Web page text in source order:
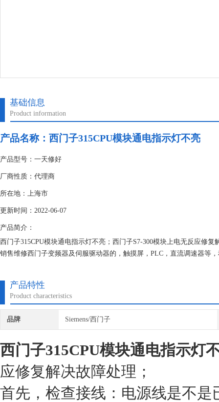
基础信息
Product information
产品名称： 西门子315CPU模块通电指示灯不亮
产品型号：一天修好
厂商性质：代理商
所在地：上海市
更新时间：2022-06-07
产品简介：
西门子315CPU模块通电指示灯不亮；西门子S7-300模块上电无反应修
销售维修西门子变频器及伺服驱动器的，触摸屏，PLC，直流调速器等
产品特性
Product characteristics
品牌 Siemens/西门子
西门子315CPU模块通电指示灯
应修复解决故障处理；
首先，检查接线：电源线是不